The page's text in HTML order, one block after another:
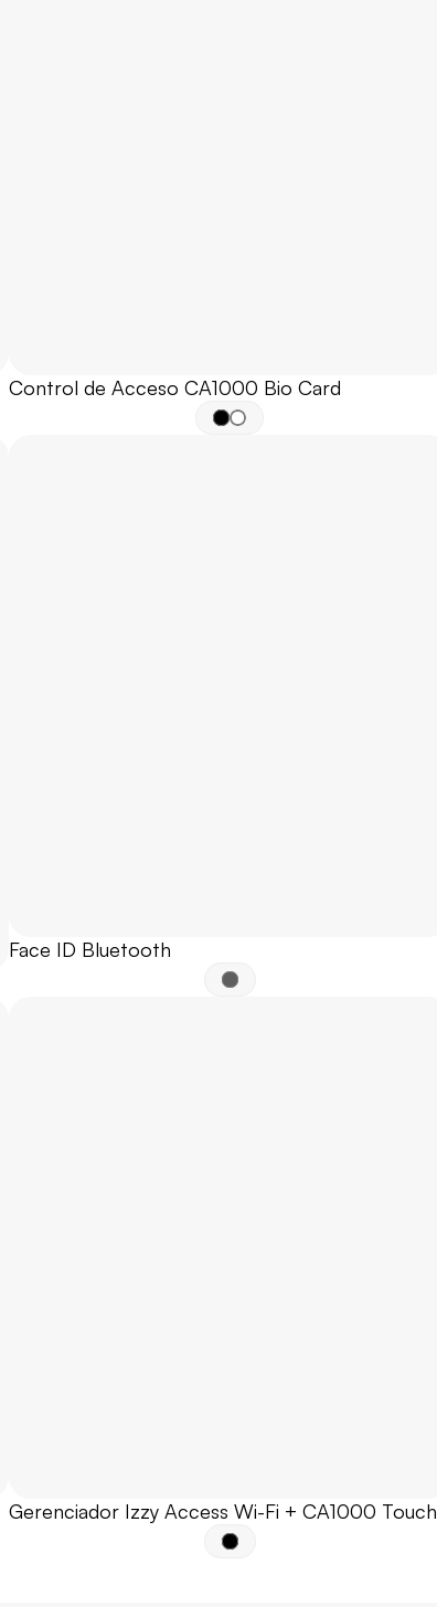
Control de Acceso CA1000 Bio Card
Face ID Bluetooth
Gerenciador Izzy Access Wi-Fi + CA1000 Touch